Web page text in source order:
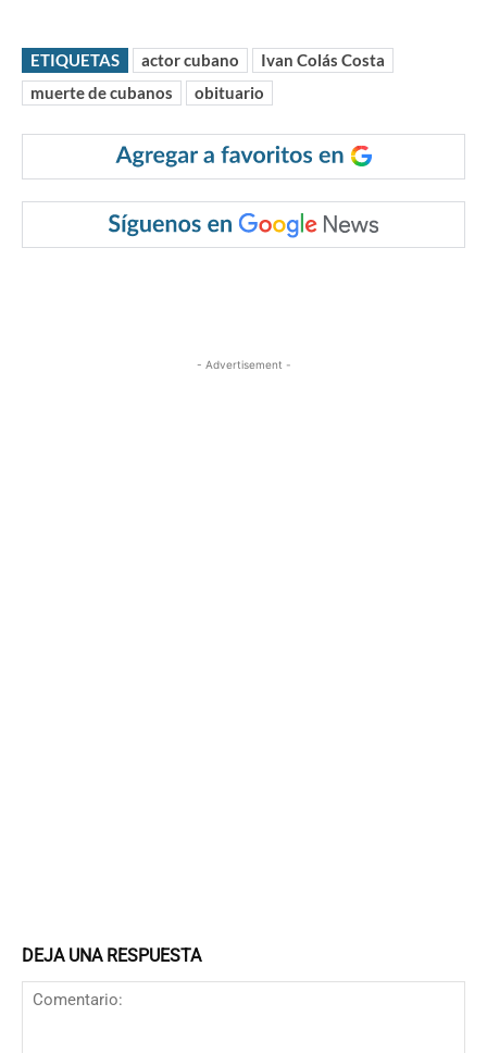
ETIQUETAS actor cubano
Ivan Colás Costa
muerte de cubanos
obituario
- Advertisement -
DEJA UNA RESPUESTA